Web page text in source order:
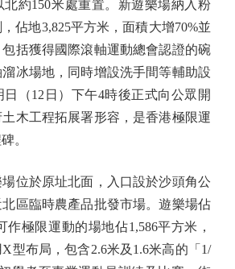
約150米處重置。新遊樂場納入粉
佔地3,825平方米，面積大增70%並
括獲得國際滾軸運動總會認證的碗
冰場地，同時增設洗手間等輔助設
（12日）下午4時後正式向公眾開
木工程拓展署形容，是香港極限運
。
於原址北面，入口設於沙頭角公
區臨時農產品批發市場。遊樂場佔
作極限運動的場地佔1,586平方米，
型布局，包含2.6米及1.6米高的「1/